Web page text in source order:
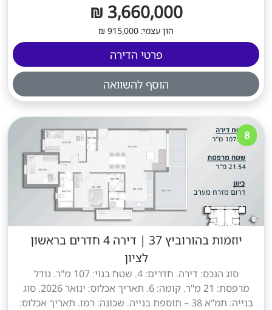
3,660,000 ₪
הון עצמי: 915,000 ₪
פרטי הדירה
הוסף להשוואה
8
יוזמות בהורוביץ 37 |
דירה 4 חדרים בראשון
לציון
סוג הנכס: דירה. חדרים: 4. שטח בנוי: 107 מ"ר. גודל
מרפסת: 21 מ"ר. קומה: 6. תאריך אכלוס: ינואר 2026. סוג
בנייה: תמ"א 38 – תוספת בנייה. שכונה: רמז. תאריך אכלוס: